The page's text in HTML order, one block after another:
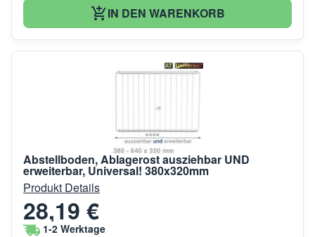
IN DEN WARENKORB
Abstellboden, Ablagerost ausziehbar UND
erweiterbar, Universal! 380x320mm
Produkt Details
28,19 €
1-2 Werktage